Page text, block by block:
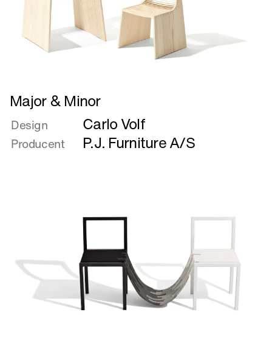
Læs
mere
om
Major
&
Major & Minor
Design Carlo Volf
Producent P.J. Furniture A/S